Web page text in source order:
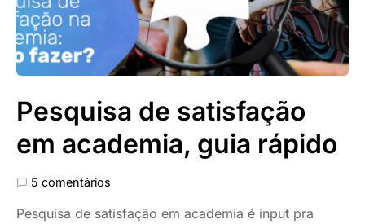
Pesquisa de satisfação
em academia, guia rápido
5 comentários
Pesquisa de satisfação em academia é input pra